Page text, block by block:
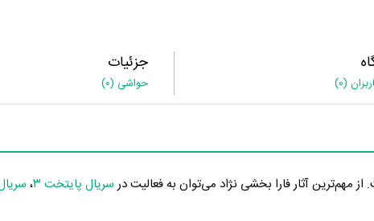
(0)
جزئیات
حواشی (0)
مهم‌ترین آثار فارا بخشی نژاد می‌توان به فعالیت در سریال پایتخت ۳ ،